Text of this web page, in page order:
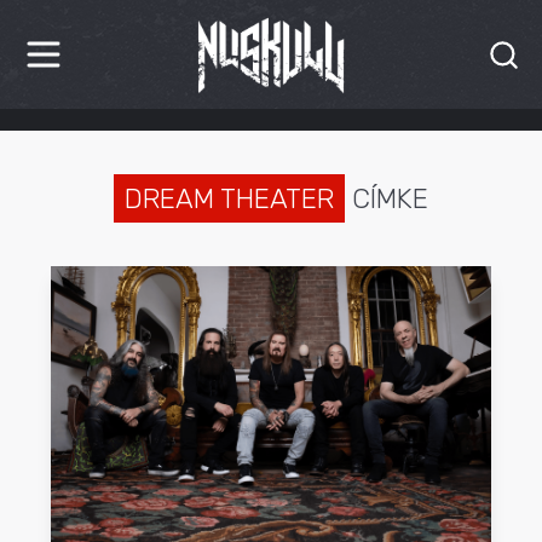
HÍREK
INTERJÚK
PREMIEREK
KULT
MÁSVILÁG
BLOG
DREAM THEATER CÍMKE